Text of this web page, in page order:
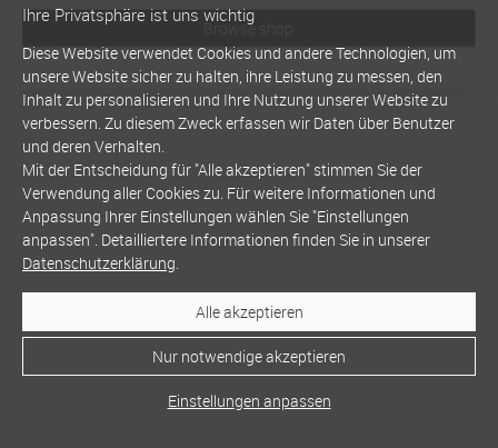
Browse shop
Ihre Privatsphäre ist uns wichtig
Diese Website verwendet Cookies und andere Technologien, um
unsere Website sicher zu halten, ihre Leistung zu messen, den
Inhalt zu personalisieren und Ihre Nutzung unserer Website zu
verbessern. Zu diesem Zweck erfassen wir Daten über Benutzer
und deren Verhalten.
Mit der Entscheidung für "Alle akzeptieren" stimmen Sie der
Verwendung aller Cookies zu. Für weitere Informationen und
Anpassung Ihrer Einstellungen wählen Sie "Einstellungen
anpassen". Detailliertere Informationen finden Sie in unserer
Datenschutzerklärung.
Alle akzeptieren
Nur notwendige akzeptieren
Einstellungen anpassen